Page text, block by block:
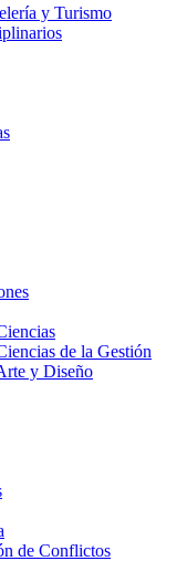
y Turismo
de la Gestión
y Diseño
de Conflictos